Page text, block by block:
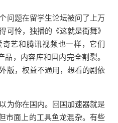
问题在留学生论坛被问了上万
可怜，独播的《这就是街舞》
奇艺和腾讯视频也一样，它们
品，内容库和国内完全割裂。
版，权益不通用，想看的剧依
为你在国内。回国加速器就是
市面上的工具鱼龙混杂。有些